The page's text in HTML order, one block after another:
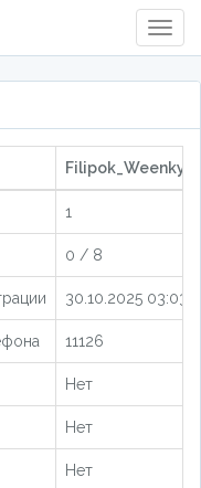
Filipok_Weenky
1
0 / 8
30.10.2025
11126
Нет
Нет
Нет